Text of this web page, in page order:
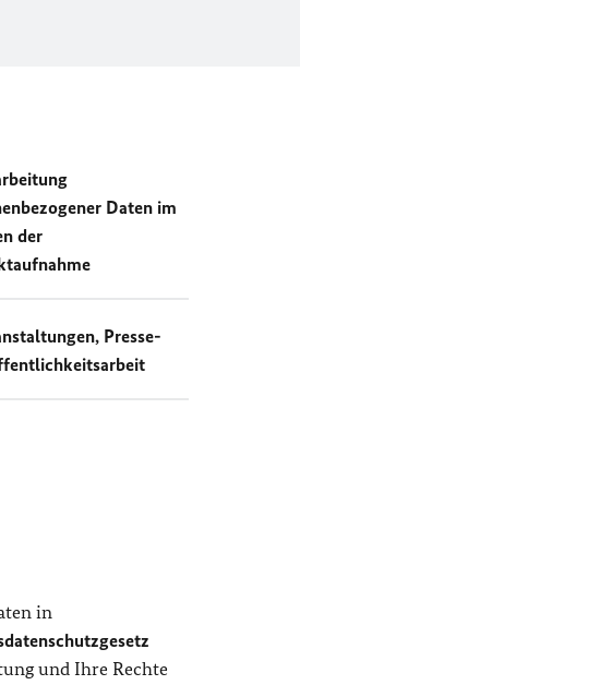
Daten im
der
Presse-
in
und Ihre Rechte